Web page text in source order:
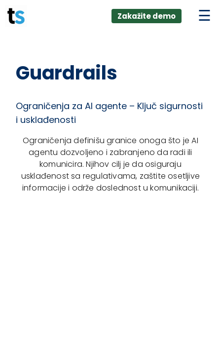
Skip
to
AI +
Zakažite demo
Guardrails
Ograničenja za AI agente – Ključ sigurnosti
i usklađenosti
Ograničenja definišu granice onoga što je AI
agentu dozvoljeno i zabranjeno da radi ili
komunicira. Njihov cilj je da osiguraju
usklađenost sa regulativama, zaštite osetljive
informacije i održe doslednost u komunikaciji.